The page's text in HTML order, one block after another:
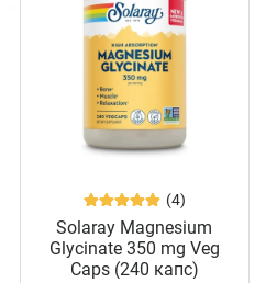
(4)
Solaray Magnesium
Glycinate 350 mg Veg
Caps (240 капс)